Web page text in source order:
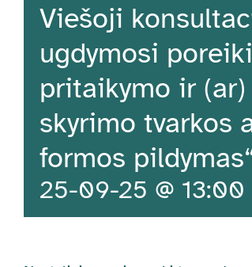
Viešoji
ugdymosi
pritaikymo ir
skyrimo tvarkos
formos
25-09-25 @ 13:00